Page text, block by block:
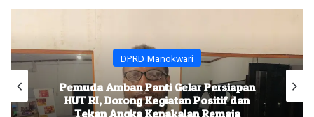
DPRD Manokwari
Pemuda Amban Panti Gelar Persiapan
HUT RI, Dorong Kegiatan Positif dan
Tekan Angka Kenakalan Remaja